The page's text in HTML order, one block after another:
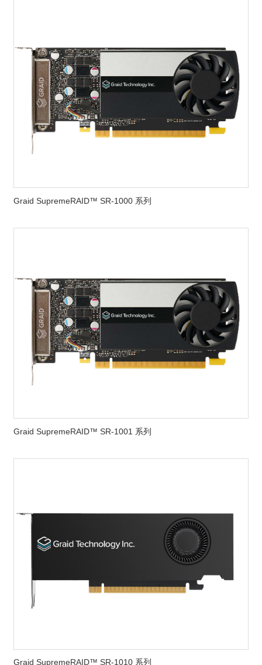
Graid SupremeRAID™ SR-1000 系列
Graid SupremeRAID™ SR-1001 系列
Graid SupremeRAID™ SR-1010 系列